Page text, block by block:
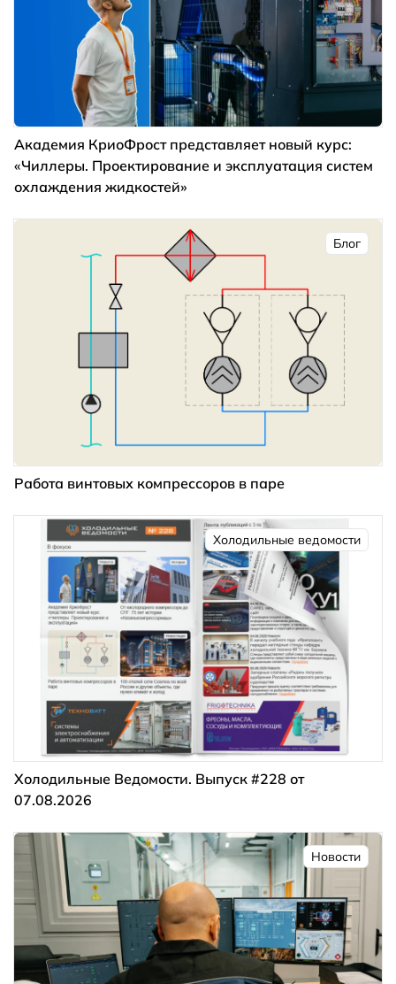
Академия КриоФрост представляет новый курс:
«Чиллеры. Проектирование и эксплуатация систем
охлаждения жидкостей»
Блог
Работа винтовых компрессоров в паре
Холодильные ведомости
Холодильные Ведомости. Выпуск #228 от
07.08.2026
Новости